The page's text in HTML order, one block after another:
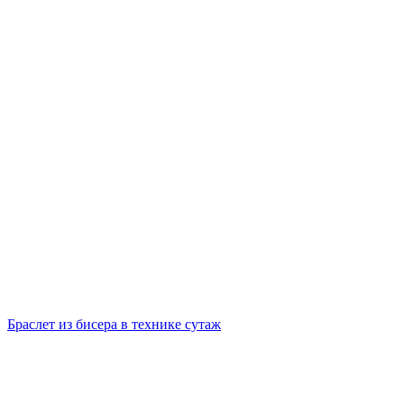
Браслет из бисера в технике сутаж